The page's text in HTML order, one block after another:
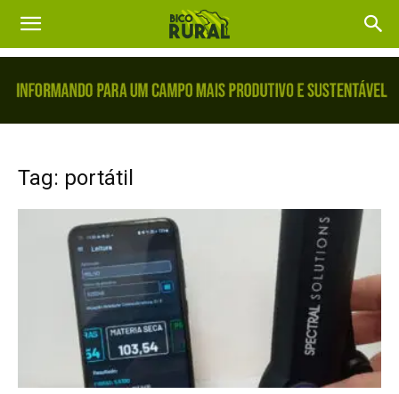
Tag: portátil